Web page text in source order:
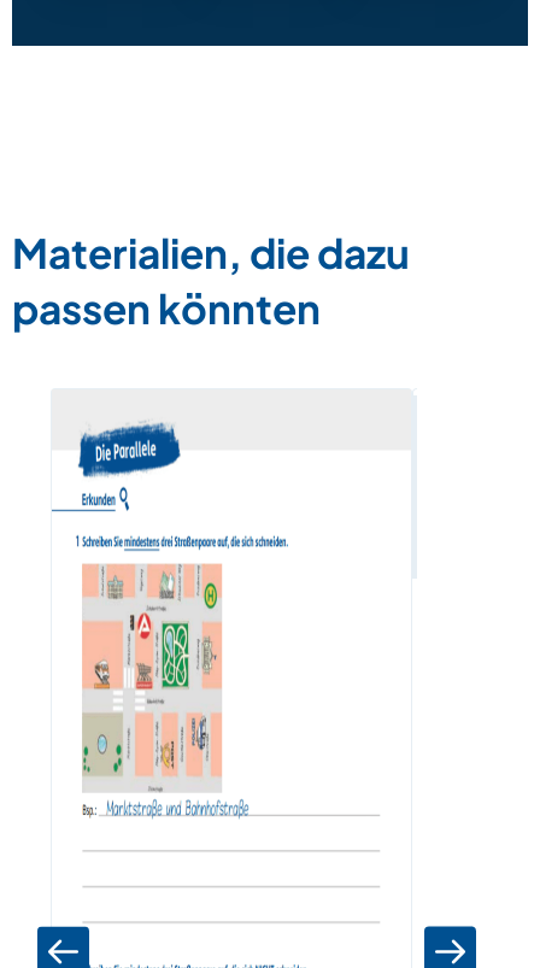
Materialien, die dazu
passen könnten